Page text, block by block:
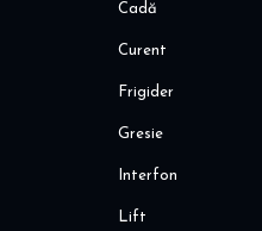
Cadă
Curent
Frigider
Gresie
Interfon
Lift